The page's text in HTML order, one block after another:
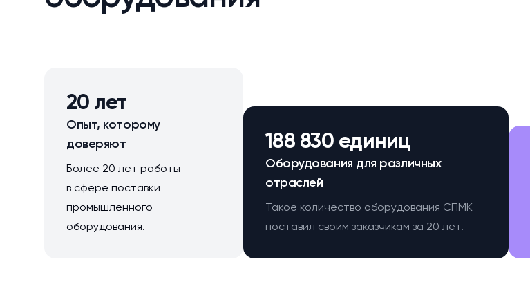
20 лет
Опыт, которому
доверяют
Более 20 лет работы
в сфере поставки
промышленного
оборудования.
188 830 единиц
Оборудования для различных
отраслей
Такое количество оборудования СПМК
поставил своим заказчикам за 20 лет.